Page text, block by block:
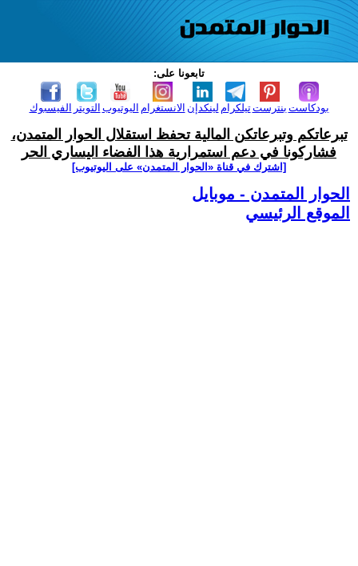
تابعونا على:
الفيسبوك التويتر اليوتيوب الانستغرام لينكدإن تيلكرامبنترست بودكاست
تبرعاتكم وتبرعاتكن المالية تحفظ استقلال الحوار المتمدن،
فشاركونا في دعم استمرارية هذا الفضاء اليساري الحر
[اشترك في قناة ‫«الحوار المتمدن» على اليوتيوب]
الحوار المتمدن - موبايل
الموقع الرئيسي